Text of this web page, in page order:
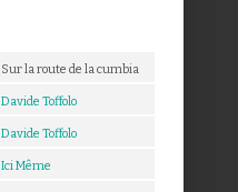
Sur la route de la cumbia
Davide Toffolo
Davide Toffolo
Ici Même